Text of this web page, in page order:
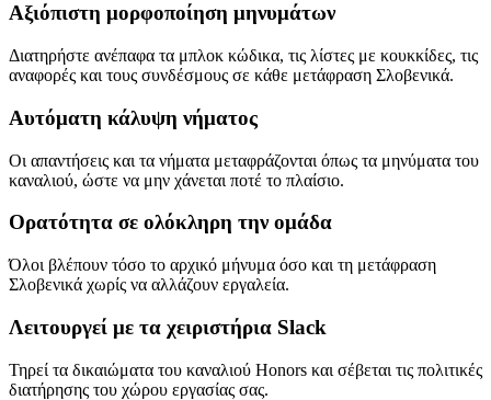
Αξιόπιστη μορφοποίηση μηνυμάτων
Διατηρήστε ανέπαφα τα μπλοκ κώδικα, τις λίστες με κουκκίδες, τις
αναφορές και τους συνδέσμους σε κάθε μετάφραση Σλοβενικά.
Αυτόματη κάλυψη νήματος
Οι απαντήσεις και τα νήματα μεταφράζονται όπως τα μηνύματα του
καναλιού, ώστε να μην χάνεται ποτέ το πλαίσιο.
Ορατότητα σε ολόκληρη την ομάδα
Όλοι βλέπουν τόσο το αρχικό μήνυμα όσο και τη μετάφραση
Σλοβενικά χωρίς να αλλάζουν εργαλεία.
Λειτουργεί με τα χειριστήρια Slack
Τηρεί τα δικαιώματα του καναλιού Honors και σέβεται τις πολιτικές
διατήρησης του χώρου εργασίας σας.